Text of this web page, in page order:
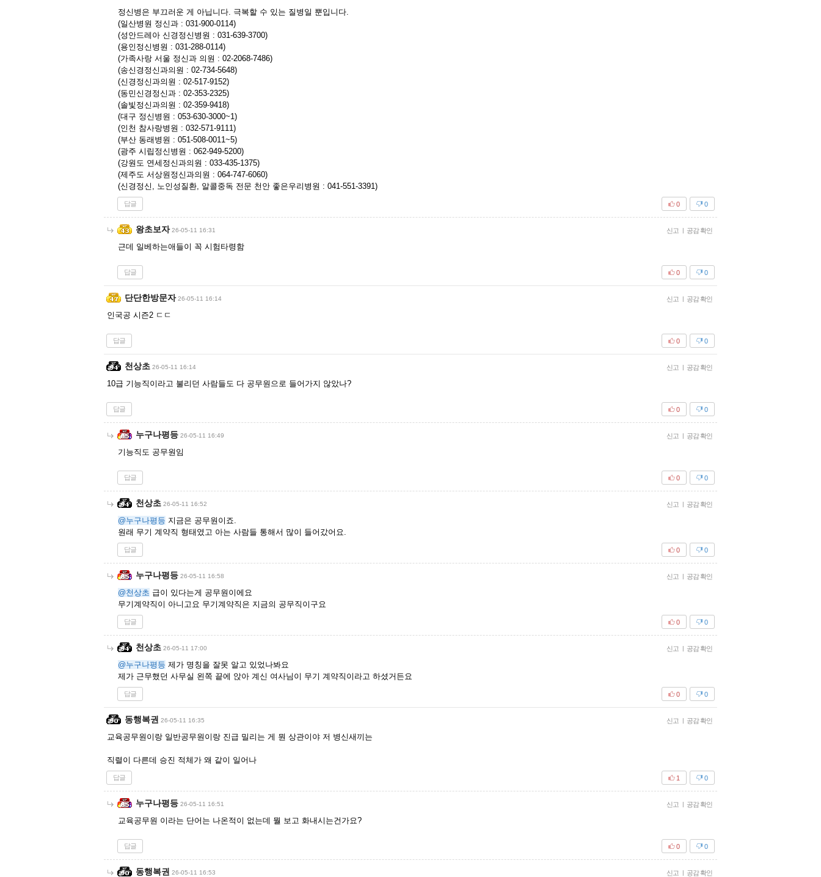
정신병은 부끄러운 게 아닙니다. 극복할 수 있는 질병일 뿐입니다.
(일산병원 정신과 : 031-900-0114)
(성안드레아 신경정신병원 : 031-639-3700)
(용인정신병원 : 031-288-0114)
(가족사랑 서울 정신과 의원 : 02-2068-7486)
(송신경정신과의원 : 02-734-5648)
(신경정신과의원 : 02-517-9152)
(동민신경정신과 : 02-353-2325)
(솔빛정신과의원 : 02-359-9418)
(대구 정신병원 : 053-630-3000~1)
(인천 참사랑병원 : 032-571-9111)
(부산 동래병원 : 051-508-0011~5)
(광주 시립정신병원 : 062-949-5200)
(강원도 연세정신과의원 : 033-435-1375)
(제주도 서상원정신과의원 : 064-747-6060)
(신경정신, 노인성질환, 알콜중독 전문 천안 좋은우리병원 : 041-551-3391)
답글 0
0
왕초보자 26-05-11 16:31 신고 | 공감 확인
근데 일베하는애들이 꼭 시험타령함
답글 0
0
단단한방문자 26-05-11 16:14 신고 | 공감 확인
인국공 시즌2 ㄷㄷ
답글 0
0
천상초 26-05-11 16:14 신고 | 공감 확인
10급 기능직이라고 불리던 사람들도 다 공무원으로 들어가지 않았나?
답글 0
0
누구나평등 26-05-11 16:49 신고 | 공감 확인
기능직도 공무원임
답글 0
0
천상초 26-05-11 16:52 신고 | 공감 확인
@누구나평등 지금은 공무원이죠.
원래 무기 계약직 형태였고 아는 사람들 통해서 많이 들어갔어요.
답글 0
0
누구나평등 26-05-11 16:58 신고 | 공감 확인
@천상초 급이 있다는게 공무원이에요
무기계약직이 아니고요 무기계약직은 지금의 공무직이구요
답글 0
0
천상초 26-05-11 17:00 신고 | 공감 확인
@누구나평등 제가 명칭을 잘못 알고 있었나봐요
제가 근무했던 사무실 왼쪽 끝에 앉아 계신 여사님이 무기 계약직이라고 하셨거든요
답글 0
0
동행복권 26-05-11 16:35 신고 | 공감 확인
교육공무원이랑 일반공무원이랑 진급 밀리는 게 뭔 상관이야 저 병신새끼는
직렬이 다른데 승진 적체가 왜 같이 일어나
답글 0
1
누구나평등 26-05-11 16:51 신고 | 공감 확인
교육공무원 이라는 단어는 나온적이 없는데 뭘 보고 화내시는건가요?
답글 0
0
동행복권 26-05-11 16:53 신고 | 공감 확인